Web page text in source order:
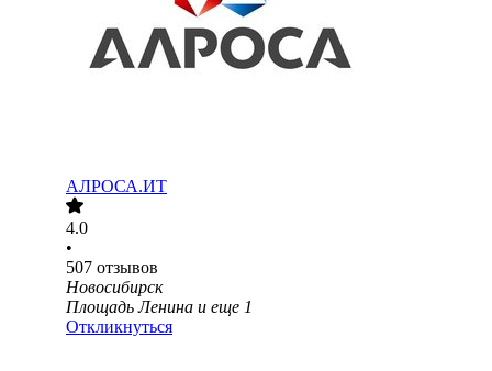
АЛРОСА.ИТ
4.0
•
507 отзывов
Новосибирск
Площадь Ленина и еще 1
Откликнуться